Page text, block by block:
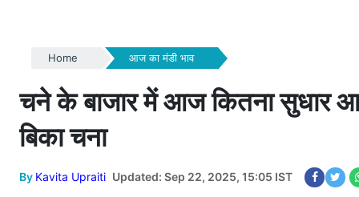
Home आज का मंडी भाव
चने के बाजार में आज कितना सुधार
बिका चना
By Kavita Upraiti Updated: Sep 22, 2025, 15:05 IST